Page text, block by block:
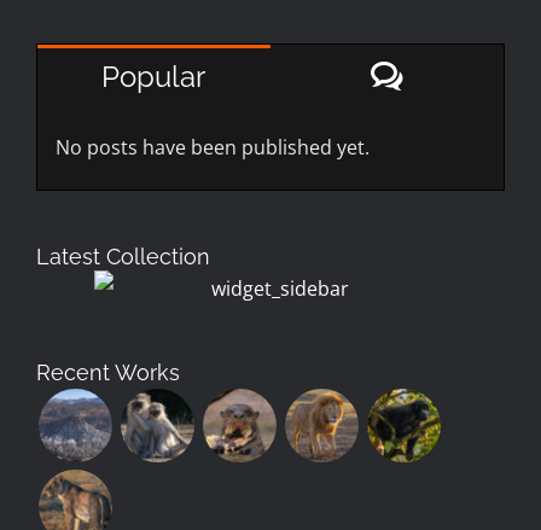
Popular
No posts have been published yet.
Latest Collection
Recent Works